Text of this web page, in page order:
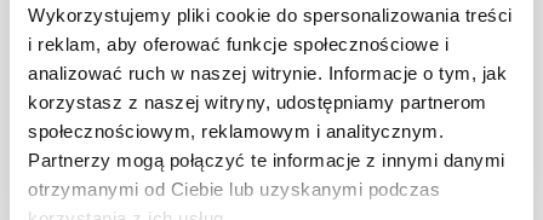
Wykorzystujemy pliki cookie do spersonalizowania treści
i reklam, aby oferować funkcje społecznościowe i
analizować ruch w naszej witrynie. Informacje o tym, jak
korzystasz z naszej witryny, udostępniamy partnerom
społecznościowym, reklamowym i analitycznym.
Partnerzy mogą połączyć te informacje z innymi danymi
otrzymanymi od Ciebie lub uzyskanymi podczas
CIASTA I TORTY
Roscon de Reyes. Weekendowa Piekarnia
#13